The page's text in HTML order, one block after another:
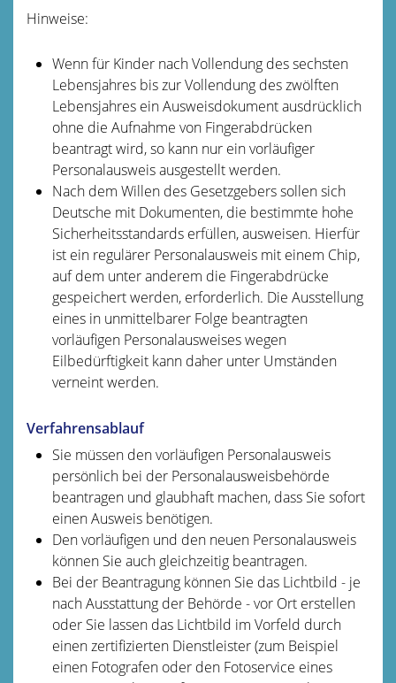
Hinweise:
Wenn für Kinder nach Vollendung des sechsten
Lebensjahres bis zur Vollendung des zwölften
Lebensjahres ein Ausweisdokument ausdrücklich
ohne die Aufnahme von Fingerabdrücken
beantragt wird,so kann nur ein vorläufiger
Personalausweis ausgestellt werden.
Nach dem Willen des Gesetzgebers sollen sich
Deutsche mit Dokumenten, die bestimmte hohe
Sicherheitsstandards erfüllen, ausweisen. Hierfür
ist ein regulärer Personalausweis mit einem Chip,
auf dem unter anderem die Fingerabdrücke
gespeichert werden, erforderlich. Die Ausstellung
eines in unmittelbarer Folge beantragten
vorläufigen Personalausweises wegen
Eilbedürftigkeit kann daher unter Umständen
verneint werden.
Verfahrensablauf
Sie müssen den vorläufigen Personalausweis
persönlich bei der Personalausweisbehörde
beantragen und glaubhaft machen, dass Sie sofort
einen Ausweis benötigen.
Den vorläufigen und den neuen Personalausweis
können Sie auch gleichzeitig beantragen.
Bei der Beantragung können Sie das Lichtbild - je
nach Ausstattung der Behörde - vor Ort erstellen
oder Sie lassen das Lichtbild im Vorfeld durch
einen zertifizierten Dienstleister (zum Beispiel
einen Fotografen oder den Fotoservice eines